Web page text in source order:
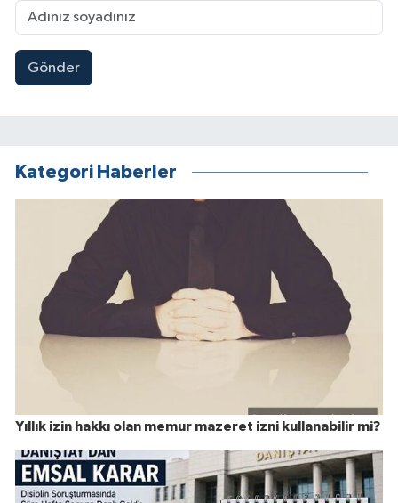
Gönder
Kategori Haberler
Yıllık izin hakkı olan memur mazeret izni kullanabilir mi?